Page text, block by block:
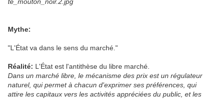
Mythe:
"L'État va dans le sens du marché."
Réalité: L'État est l'antithèse du libre marché.
Dans un marché libre, le mécanisme des prix est un régulateur
naturel, qui permet à chacun d'exprimer ses préférences, qui
attire les capitaux vers les activités appréciées du public, et les